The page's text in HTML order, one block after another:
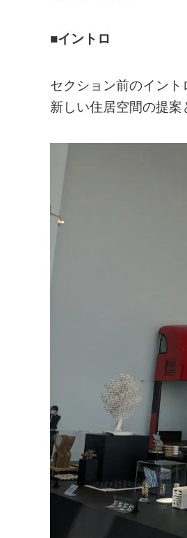
■イントロ
セクション前のイン
新しい住居空間の提案